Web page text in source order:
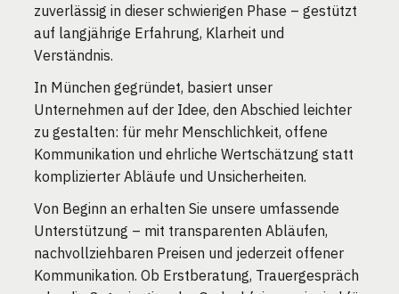
zuverlässig in dieser schwierigen Phase – gestützt
auf langjährige Erfahrung, Klarheit und
Verständnis.
In München gegründet, basiert unser
Unternehmen auf der Idee, den Abschied leichter
zu gestalten: für mehr Menschlichkeit, offene
Kommunikation und ehrliche Wertschätzung statt
komplizierter Abläufe und Unsicherheiten.
Von Beginn an erhalten Sie unsere umfassende
Unterstützung – mit transparenten Abläufen,
nachvollziehbaren Preisen und jederzeit offener
Kommunikation. Ob Erstberatung, Trauergespräch